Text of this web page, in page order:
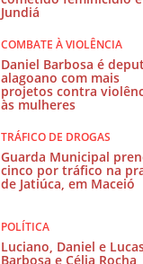
Jundiá
COMBATE À VIOLÊNCIA
Daniel Barbosa é
alagoano com mais
projetos contra
às mulheres
TRÁFICO DE DROGAS
Guarda Municipal
cinco por tráfico na
de Jatiúca, em Maceió
POLÍTICA
Luciano, Daniel e
Barbosa e Célia Rocha